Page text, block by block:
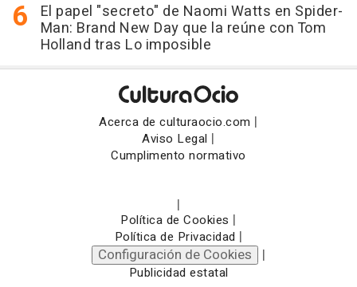
El papel "secreto" de Naomi Watts en Spider-
Man: Brand New Day que la reúne con Tom
Holland tras Lo imposible
Acerca de culturaocio.com |
Aviso Legal |
Cumplimento normativo
|
Política de Cookies |
Política de Privacidad |
Configuración de Cookies |
Publicidad estatal